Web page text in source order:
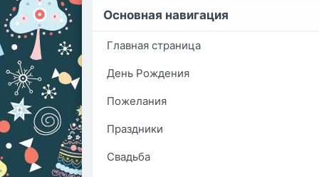
Основная навигация
Главная страница
День Рождения
Пожелания
Праздники
Свадьба